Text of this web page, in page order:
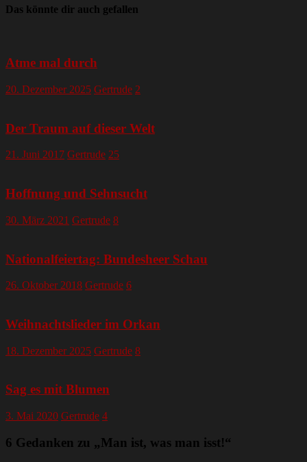
Das könnte dir auch gefallen
Atme mal durch
20. Dezember 2025 Gertrude 2
Der Traum auf dieser Welt
21. Juni 2017 Gertrude 25
Hoffnung und Sehnsucht
30. März 2021 Gertrude 8
Nationalfeiertag: Bundesheer Schau
26. Oktober 2018 Gertrude 6
Weihnachtslieder im Orkan
18. Dezember 2025 Gertrude 8
Sag es mit Blumen
3. Mai 2020 Gertrude 4
6 Gedanken zu „Man ist, was man isst!“